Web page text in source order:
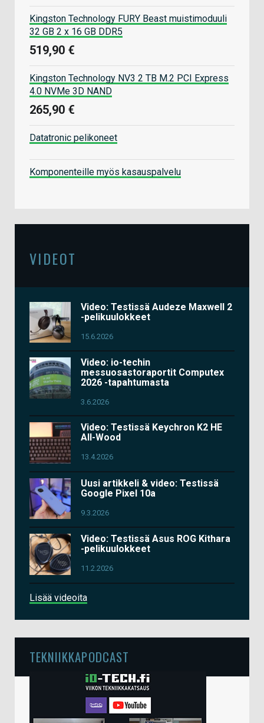
Kingston Technology FURY Beast muistimoduuli
32 GB 2 x 16 GB DDR5
519,90 €
Kingston Technology NV3 2 TB M.2 PCI Express
4.0 NVMe 3D NAND
265,90 €
Datatronic pelikoneet
Komponenteille myös kasauspalvelu
VIDEOT
Video: Testissä Audeze Maxwell 2
-pelikuulokkeet
15.6.2026
Video: io-techin
messuosastoraportit Computex
2026 -tapahtumasta
3.6.2026
Video: Testissä Keychron K2 HE
All-Wood
13.4.2026
Uusi artikkeli & video: Testissä
Google Pixel 10a
9.3.2026
Video: Testissä Asus ROG Kithara
-pelikuulokkeet
11.2.2026
Lisää videoita
TEKNIIKKAPODCAST